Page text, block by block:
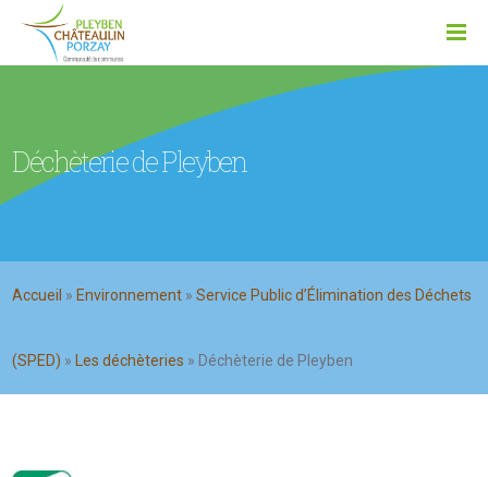
Déchèterie de Pleyben
Accueil » Environnement »Service Public d’Élimination des Déchets
(SPED) » Les déchèteries » Déchèterie de Pleyben